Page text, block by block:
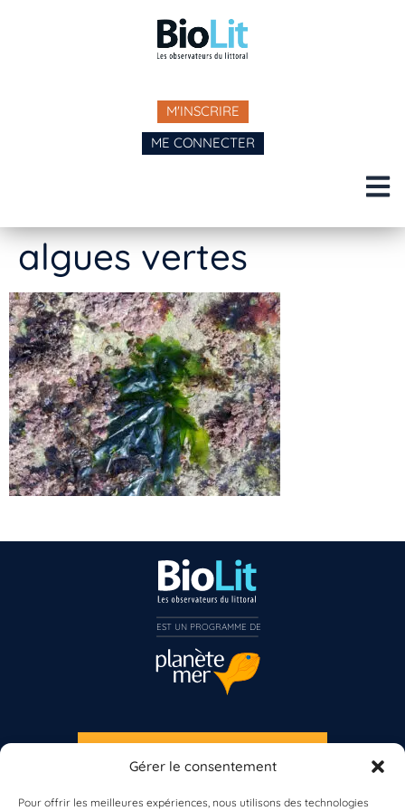
Gérer le consentement
Pour offrir les meilleures expériences, nous utilisons des technologies
M'INSCRIRE
ME CONNECTER
algues vertes
S'INSCRIRE À LA NEWSLETTER
Vous n’êtes pas encore inscrit à Biolit ?